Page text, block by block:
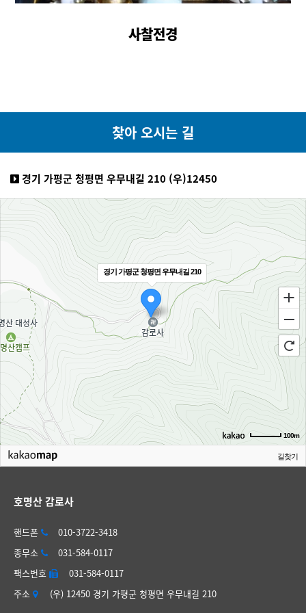
사찰전경
찾아 오시는 길
경기 가평군 청평면 우무내길 210 (우)12450
경기 가평군 청평면 우무내길 210
100m
길찾기
호명산 감로사
핸드폰
010-3722-3418
종무소
031-584-0117
팩스번호
031-584-0117
주소
(우) 12450 경기 가평군 청평면 우무내길 210